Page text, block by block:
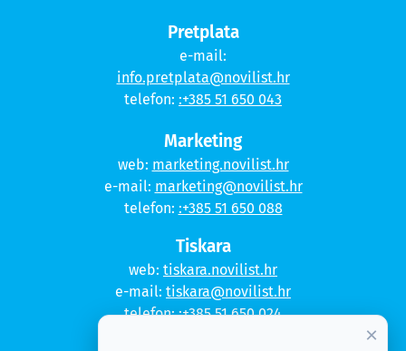
Pretplata
e-mail:
info.pretplata@novilist.hr
telefon: :+385 51 650 043
Marketing
web: marketing.novilist.hr
e-mail: marketing@novilist.hr
telefon: :+385 51 650 088
Tiskara
web: tiskara.novilist.hr
e-mail: tiskara@novilist.hr
telefon::+385 51 650 024
×